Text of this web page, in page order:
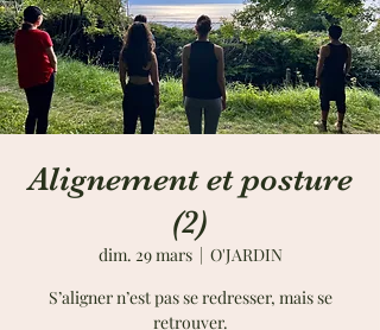
Alignement et posture
(2)
dim. 29 mars
  |
O'JARDIN
S’aligner n’est pas se redresser, mais se
retrouver.